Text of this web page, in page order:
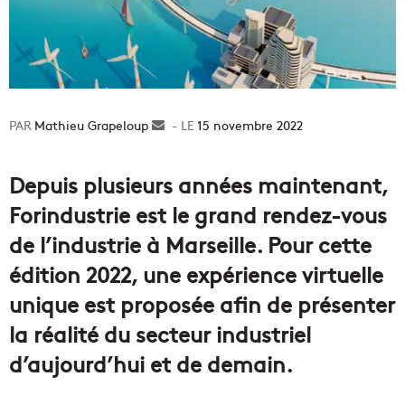
Mathieu Grapeloup
Envoyer15 novembre 2022
Depuis plusieurs années maintenant,
Forindustrie est le grand rendez-vous
de l’industrie à Marseille. Pour cette
édition 2022, une expérience virtuelle
unique est proposée afin de présenter
la réalité du secteur industriel
d’aujourd’hui et de demain.